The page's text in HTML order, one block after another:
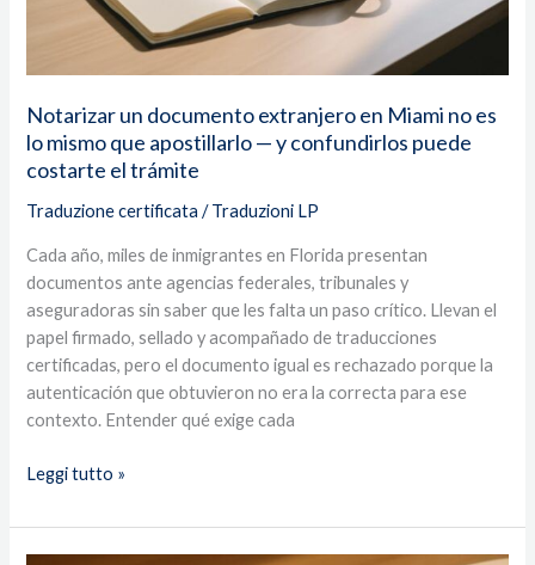
Notarizar un documento extranjero en Miami no es
lo mismo que apostillarlo — y confundirlos puede
costarte el trámite
Traduzione certificata /Traduzioni LP
Cada año, miles de inmigrantes en Florida presentan
documentos ante agencias federales, tribunales y
aseguradoras sin saber que les falta un paso crítico. Llevan el
papel firmado, sellado y acompañado de traducciones
certificadas, pero el documento igual es rechazado porque la
autenticación que obtuvieron no era la correcta para ese
contexto. Entender qué exige cada
y
confundirlos
puede
costarte
trámite
Leggi tutto »